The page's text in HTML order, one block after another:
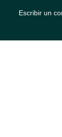
Escribir un